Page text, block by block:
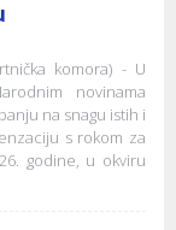
komora) - U
novinama
na snagu istih i
s rokom za
godine, u okviru